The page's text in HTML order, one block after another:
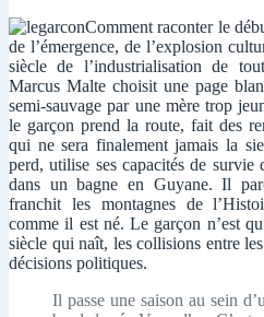
Comment raconter le
de l’émergence, de l’explosion
siècle de l’industrialisation de
Marcus Malte choisit une page
semi-sauvage par une mère trop
le garçon prend la route, fait des
qui ne sera finalement jamais la
perd, utilise ses capacités de survie
dans un bagne en Guyane. Il
franchit les montagnes de
comme il est né. Le garçon n’est
siècle qui naît, les collisions entre
décisions politiques.
Il passe une saison au sein